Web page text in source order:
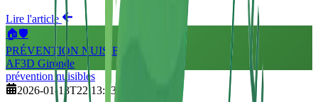
Lire l'article
🏠🛡️
PRÉVENTION NUISIBLES
AF3D Gironde
prévention nuisibles
2026-01-13T22:13:13.887Z